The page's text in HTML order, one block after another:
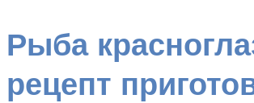
Рыба
рецепт